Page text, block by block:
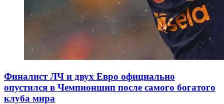
Финалист ЛЧ и двух Евро официально
опустился в Чемпионшип после самого богатого
клуба мира